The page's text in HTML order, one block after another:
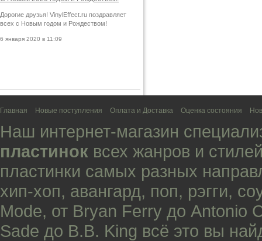
Дорогие друзья! VinylEffect.ru поздравляет
всех с Новым годом и Рождеством!
6 января 2020 в 11:09
Главная Новые поступления Оплата и Доставка Оценка состояния
Наш интернет-магазин
пластинок всех жанров и
пластинки самых разных
хип-хоп, авангард, поп, рэгги,
Mode, от Bryan Ferry до Antonio
Sade до B.B. King всё это вы